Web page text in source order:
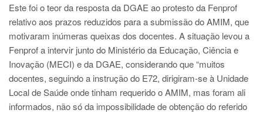
Este foi o teor da resposta da DGAE ao protesto da Fenprof
relativo aos prazos reduzidos para a submissão do AMIM, que
motivaram inúmeras queixas dos docentes. A situação levou a
Fenprof a intervir junto do Ministério da Educação, Ciência e
Inovação (MECI) e da DGAE, considerando que “muitos
docentes, seguindo a instrução do E72, dirigiram-se à Unidade
Local de Saúde onde tinham requerido o AMIM, mas foram ali
informados, não só da impossibilidade de obtenção do referido